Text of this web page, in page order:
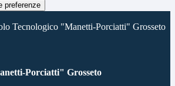
preferenze
Tecnologico "Manetti-Porciatti" Grosseto
Porciatti" Grosseto